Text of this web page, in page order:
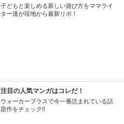
子どもと楽しめる新しい遊び方をママライ
ター達が現地から最新リポ！
注目の人気マンガはコレだ！
ウォーカープラスで今一番読まれている話
題作をチェック!!